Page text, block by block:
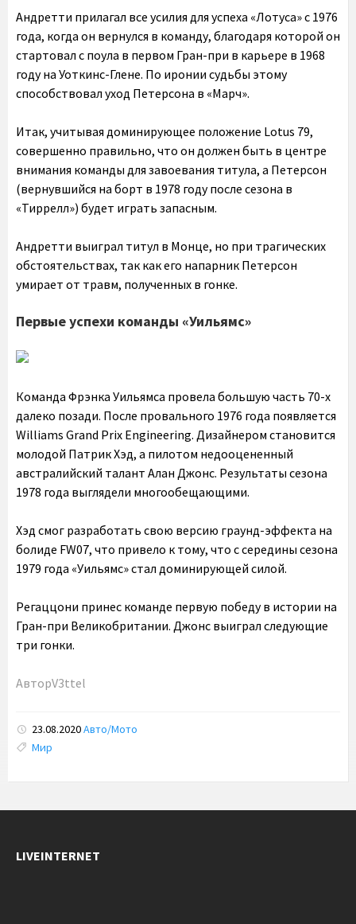
Андретти прилагал все усилия для успеха «Лотуса» с 1976
года, когда он вернулся в команду, благодаря которой он
стартовал с поула в первом Гран-при в карьере в 1968
году на Уоткинс-Глене. По иронии судьбы этому
способствовал уход Петерсона в «Марч».
Итак, учитывая доминирующее положение Lotus 79,
совершенно правильно, что он должен быть в центре
внимания команды для завоевания титула, а Петерсон
(вернувшийся на борт в 1978 году после сезона в
«Тиррелл») будет играть запасным.
Андретти выиграл титул в Монце, но при трагических
обстоятельствах, так как его напарник Петерсон
умирает от травм, полученных в гонке.
Первые успехи команды «Уильямс»
Команда Фрэнка Уильямса провела большую часть 70-х
далеко позади. После провального 1976 года появляется
Williams Grand Prix Engineering. Дизайнером становится
молодой Патрик Хэд, а пилотом недооцененный
австралийский талант Алан Джонс. Результаты сезона
1978 года выглядели многообещающими.
Хэд смог разработать свою версию граунд-эффекта на
болиде FW07, что привело к тому, что с середины сезона
1979 года «Уильямс» стал доминирующей силой.
Регаццони принес команде первую победу в истории на
Гран-при Великобритании. Джонс выиграл следующие
три гонки.
АвторV3ttel
23.08.2020Авто/Мото
Tags:
Мир
LIVEINTERNET